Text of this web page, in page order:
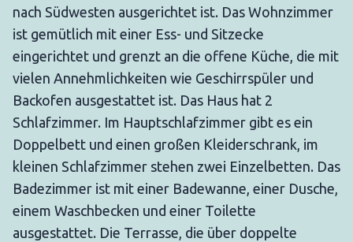
nach Südwesten ausgerichtet ist. Das Wohnzimmer
ist gemütlich mit einer Ess- und Sitzecke
eingerichtet und grenzt an die offene Küche, die mit
vielen Annehmlichkeiten wie Geschirrspüler und
Backofen ausgestattet ist. Das Haus hat 2
Schlafzimmer. Im Hauptschlafzimmer gibt es ein
Doppelbett und einen großen Kleiderschrank, im
kleinen Schlafzimmer stehen zwei Einzelbetten. Das
Badezimmer ist mit einer Badewanne, einer Dusche,
einem Waschbecken und einer Toilette
ausgestattet. Die Terrasse, die über doppelte